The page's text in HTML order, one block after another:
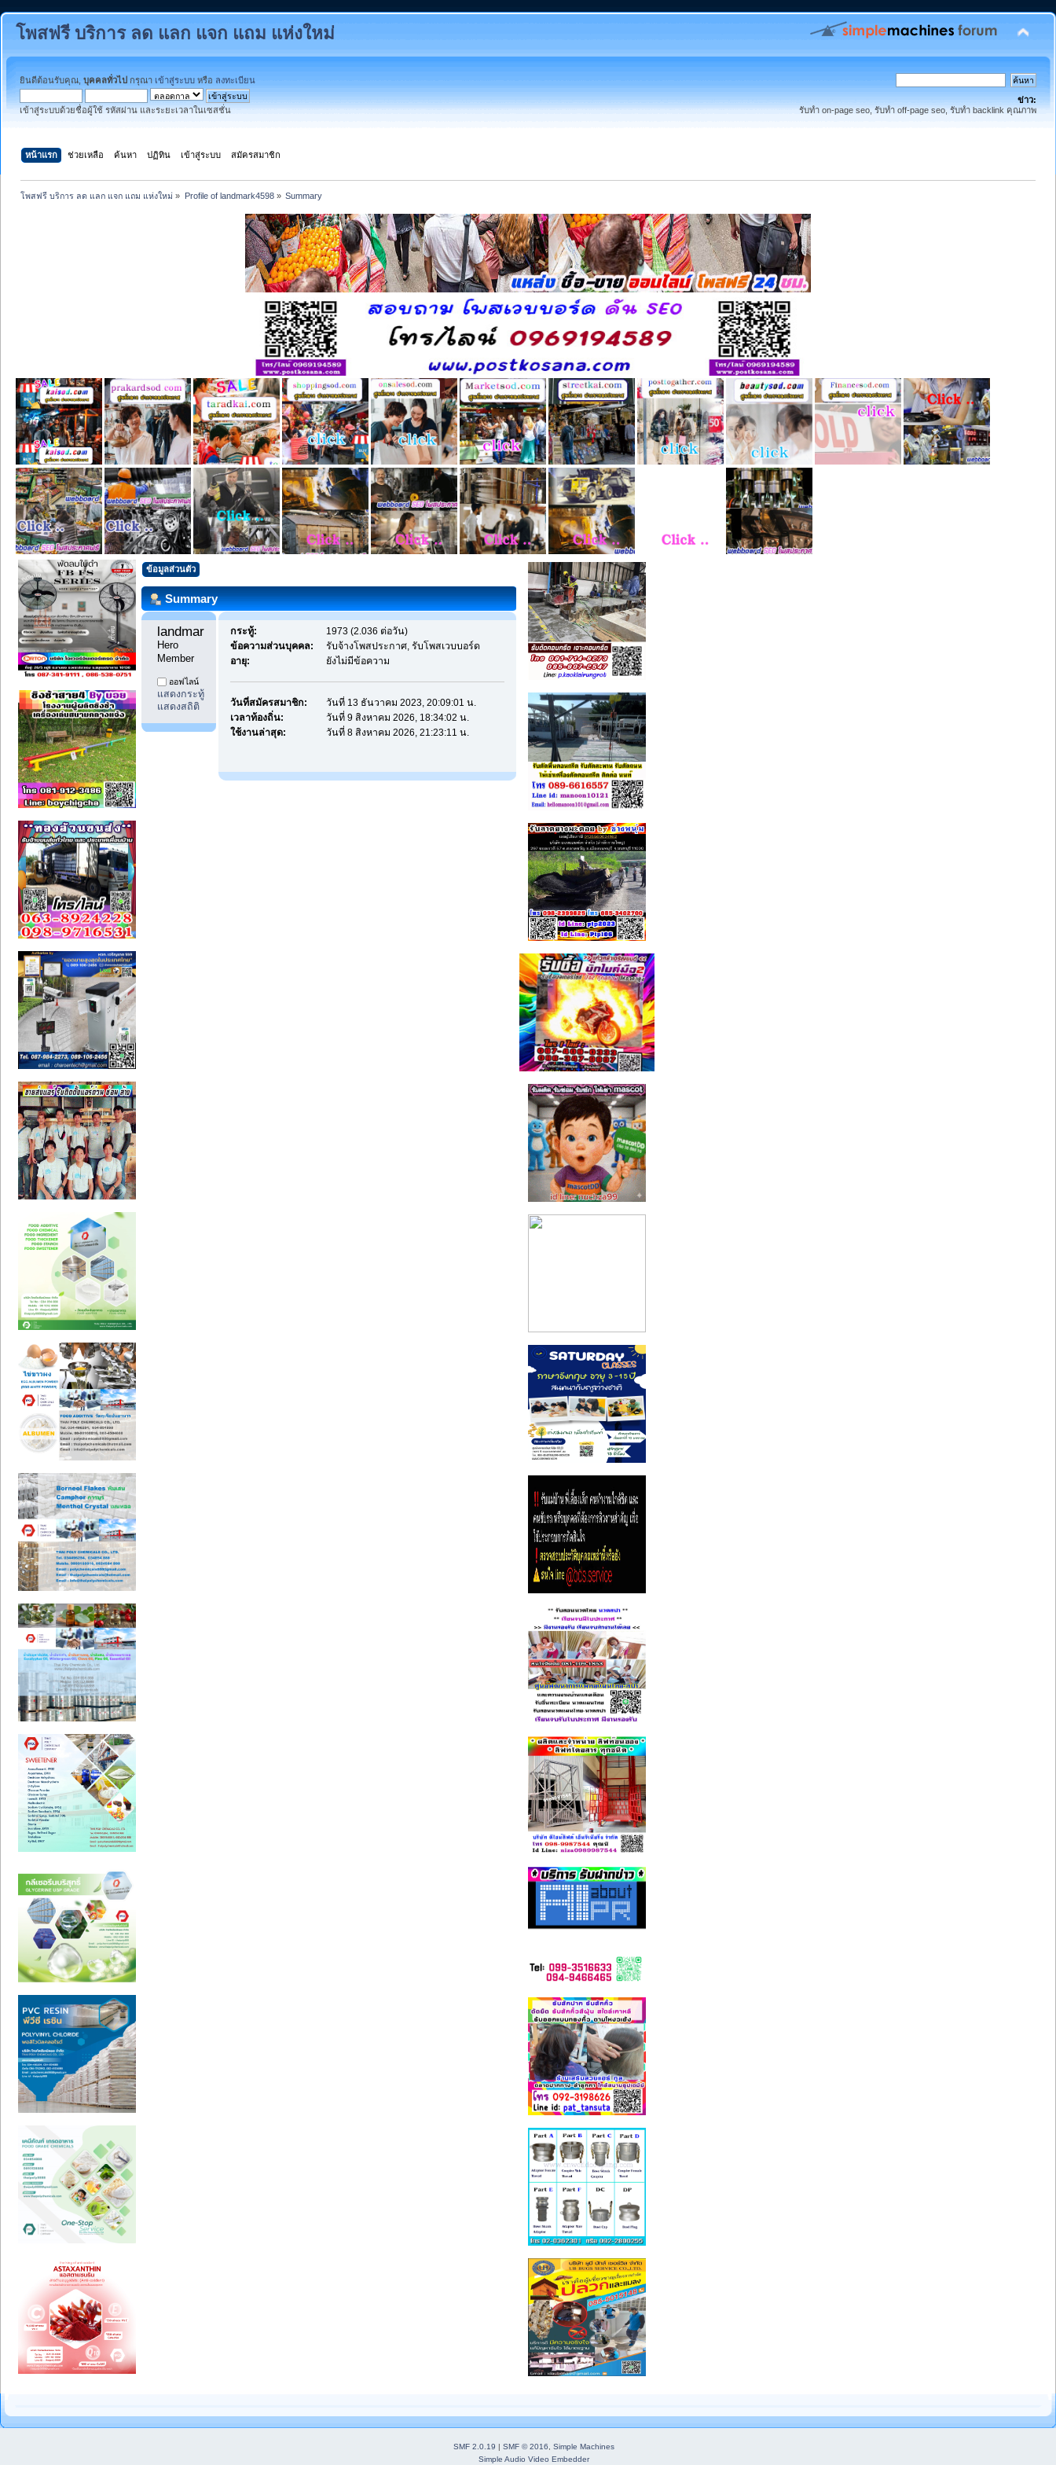
โพสฟรี บริการ ลด แลก แจก แถม แห่งใหม่
ยินดีต้อนรับคุณ, บุคคลทั่วไป กรุณา เข้าสู่ระบบ หรือ ลงทะเบียน
เข้าสู่ระบบด้วยชื่อผู้ใช้ รหัสผ่าน และระยะเวลาในเซสชั่น
ข่าว:
รับทำ on-page seo, รับทำ off-page seo, รับทำ backlink คุณภาพ
หน้าแรก ช่วยเหลือ ค้นหา ปฏิทิน เข้าสู่ระบบ สมัครสมาชิก
โพสฟรี บริการ ลด แลก แจก แถม แห่งใหม่ » Profile of landmark4598» Summary
ข้อมูลส่วนตัว
Summary
landmark4598
Hero
Member
ออฟไลน์
แสดงกระทู้
แสดงสถิติ
กระทู้:
1973 (2.036 ต่อวัน)
ข้อความส่วนบุคคล:
รับจ้างโพสประกาศ, รับโพสเวบบอร์ด
อายุ:
ยังไม่มีข้อความ
วันที่สมัครสมาชิก:
วันที่ 13 ธันวาคม 2023, 20:09:01 น.
เวลาท้องถิ่น:
วันที่ 9 สิงหาคม 2026, 18:34:02 น.
ใช้งานล่าสุด:
วันที่ 8 สิงหาคม 2026, 21:23:11 น.
SMF 2.0.19 | SMF © 2016
Simple Machines
Simple Audio Video Embedder